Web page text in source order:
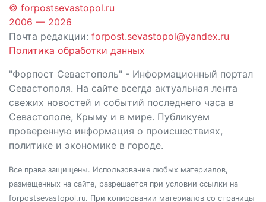
© forpostsevastopol.ru
2006 — 2026
Почта редакции: forpost.sevastopol@yandex.ru
Политика обработки данных
"Форпост Севастополь" - Информационный портал
Севастополя. На сайте всегда актуальная лента
свежих новостей и событий последнего часа в
Севастополе, Крыму и в мире. Публикуем
проверенную информация о происшествиях,
политике и экономике в городе.
Все права защищены. Использование любых материалов,
размещенных на сайте, разрешается при условии ссылки на
forpostsevastopol.ru. При копировании материалов со страницы